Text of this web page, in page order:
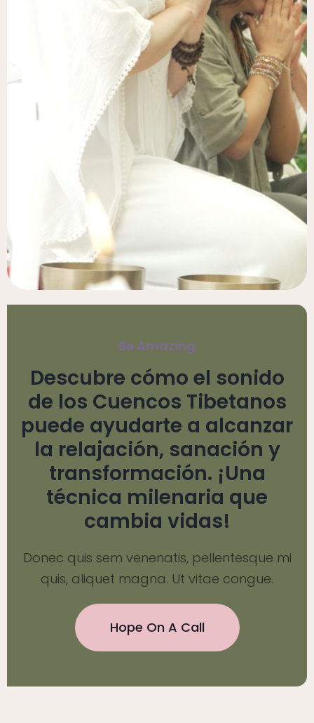
Be Amazing
Descubre cómo el sonido
de los Cuencos Tibetanos
puede ayudarte a alcanzar
la relajación, sanación y
transformación. ¡Una
técnica milenaria que
cambia vidas!
Donec quis sem venenatis, pellentesque mi
quis, aliquet magna. Ut vitae congue.
Hope On A Call